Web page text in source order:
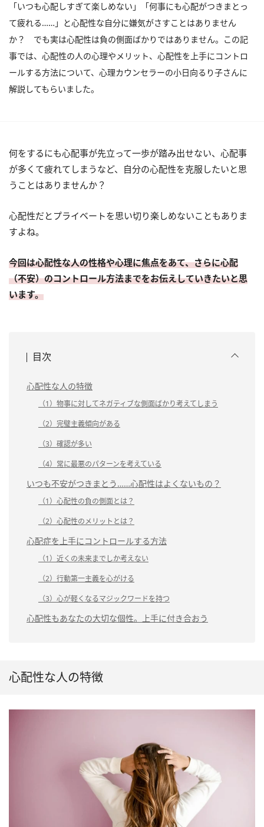
「いつも心配しすぎて楽しめない」「何事にも心配がつきまとっ
て疲れる……」と心配性な自分に嫌気がさすことはありません
か？ でも実は心配性は負の側面ばかりではありません。この記
事では、心配性の人の心理やメリット、心配性を上手にコントロ
ールする方法について、心理カウンセラーの小日向るり子さんに
解説してもらいました。
何をするにも心配事が先立って一歩が踏み出せない、心配事
が多くて疲れてしまうなど、自分の心配性を克服したいと思
うことはありませんか？
心配性だとプライベートを思い切り楽しめないこともありま
すよね。
今回は心配性な人の性格や心理に焦点をあて、さらに心配
（不安）のコントロール方法までをお伝えしていきたいと思
います。
目次
心配性な人の特徴
（1）物事に対してネガティブな側面ばかり考えてしまう
（2）完璧主義傾向がある
（3）確認が多い
（4）常に最悪のパターンを考えている
いつも不安がつきまとう……心配性はよくないもの？
（1）心配性の負の側面とは？
（2）心配性のメリットとは？
心配症を上手にコントロールする方法
（1）近くの未来までしか考えない
（2）行動第一主義を心がける
（3）心が軽くなるマジックワードを持つ
心配性もあなたの大切な個性。上手に付き合おう
心配性な人の特徴